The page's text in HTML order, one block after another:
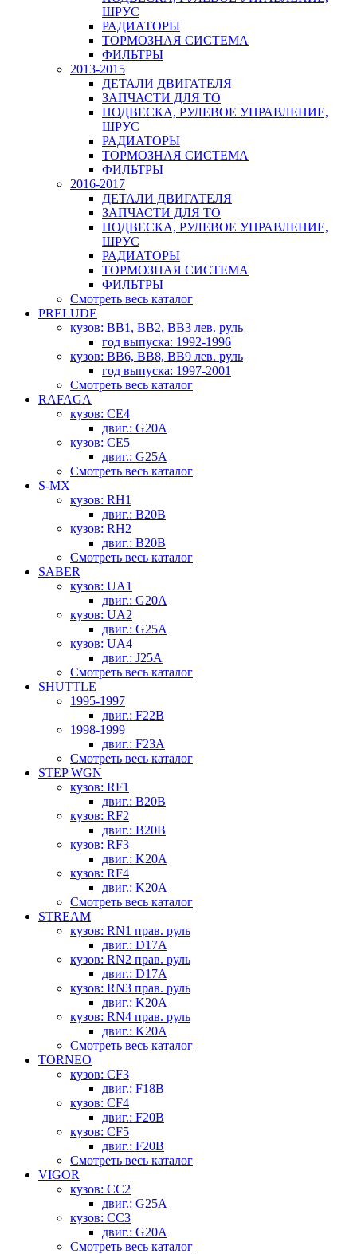
ШРУС
РАДИАТОРЫ
ТОРМОЗНАЯ СИСТЕМА
ФИЛЬТРЫ
2013-2015
ДЕТАЛИ ДВИГАТЕЛЯ
ЗАПЧАСТИ ДЛЯ ТО
ПОДВЕСКА, РУЛЕВОЕ УПРАВЛЕНИЕ,
ШРУС
РАДИАТОРЫ
ТОРМОЗНАЯ СИСТЕМА
ФИЛЬТРЫ
2016-2017
ДЕТАЛИ ДВИГАТЕЛЯ
ЗАПЧАСТИ ДЛЯ ТО
ПОДВЕСКА, РУЛЕВОЕ УПРАВЛЕНИЕ,
ШРУС
РАДИАТОРЫ
ТОРМОЗНАЯ СИСТЕМА
ФИЛЬТРЫ
Смотреть весь каталог
PRELUDE
кузов: BB1, BB2, BB3 лев. руль
год выпуска: 1992-1996
кузов: BB6, BB8, BB9 лев. руль
год выпуска: 1997-2001
Смотреть весь каталог
RAFAGA
кузов: CE4
двиг.: G20A
кузов: CE5
двиг.: G25A
Смотреть весь каталог
S-MX
кузов: RH1
двиг.: B20B
кузов: RH2
двиг.: B20B
Смотреть весь каталог
SABER
кузов: UA1
двиг.: G20A
кузов: UA2
двиг.: G25A
кузов: UA4
двиг.: J25A
Смотреть весь каталог
SHUTTLE
1995-1997
двиг.: F22B
1998-1999
двиг.: F23A
Смотреть весь каталог
STEP WGN
кузов: RF1
двиг.: B20B
кузов: RF2
двиг.: B20B
кузов: RF3
двиг.: K20A
кузов: RF4
двиг.: K20A
Смотреть весь каталог
STREAM
кузов: RN1 прав. руль
двиг.: D17A
кузов: RN2 прав. руль
двиг.: D17A
кузов: RN3 прав. руль
двиг.: K20A
кузов: RN4 прав. руль
двиг.: K20A
Смотреть весь каталог
TORNEO
кузов: CF3
двиг.: F18B
кузов: CF4
двиг.: F20B
кузов: CF5
двиг.: F20B
Смотреть весь каталог
VIGOR
кузов: CC2
двиг.: G25A
кузов: CC3
двиг.: G20A
Смотреть весь каталог